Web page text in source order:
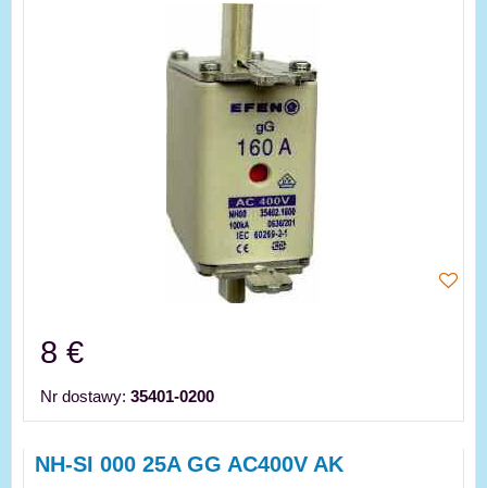
8 €
Nr dostawy: 35401-0200
NH-SI 000 25A GG AC400V AK